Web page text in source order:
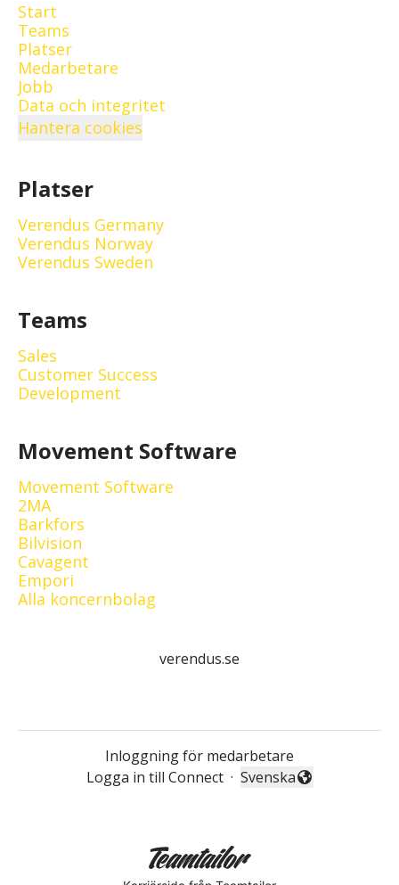
Start
Teams
Platser
Medarbetare
Jobb
Data och integritet
Hantera cookies
Platser
Verendus Germany
Verendus Norway
Verendus Sweden
Teams
Sales
Customer Success
Development
Movement Software
Movement Software
2MA
Barkfors
Bilvision
Cavagent
Empori
Alla koncernbolag
verendus.se
Inloggning för medarbetare
Logga in till Connect · Byt språk
Svenska